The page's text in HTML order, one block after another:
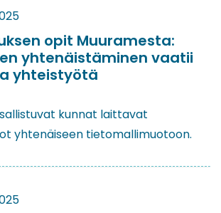
opit Muuramesta:
yhtenäistäminen vaatii
yhteistyötä
kunnat laittavat
yhtenäiseen tietomallimuotoon.